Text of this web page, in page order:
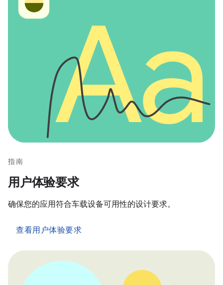
指南
用户体验要求
确保您的应用符合车载设备可用性的设计要求。
查看用户体验要求